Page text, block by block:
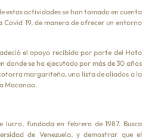
estas actividades se han tomado en cuenta
Covid 19, de manera de ofrecer un entorno
el apoyo recibido por parte del Hato
donde se ha ejecutado por más de 30 años
margariteña, una lista de aliados a la
Macanao.
lucro, fundada en febrero de 1987. Busca
de Venezuela, y demostrar que el